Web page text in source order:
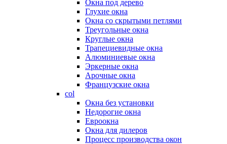
Окна под дерево
Глухие окна
Окна со скрытыми петлями
Треугольные окна
Круглые окна
Трапециевидные окна
Алюминиевые окна
Эркерные окна
Арочные окна
Французские окна
col
Окна без установки
Недорогие окна
Евроокна
Окна для дилеров
Процесс производства окон